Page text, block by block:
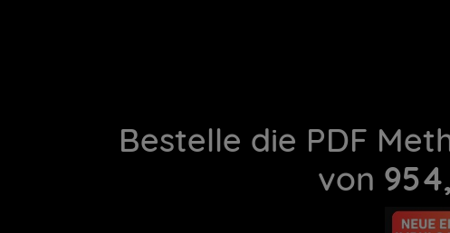
Bestelle die PDF
von